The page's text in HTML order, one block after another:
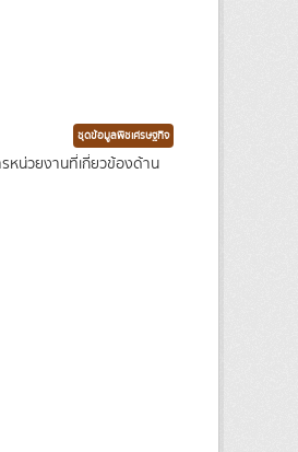
ชุดข้อมูลพืชเศรษฐกิจ
หน่วยงานที่เกี่ยวข้องด้าน